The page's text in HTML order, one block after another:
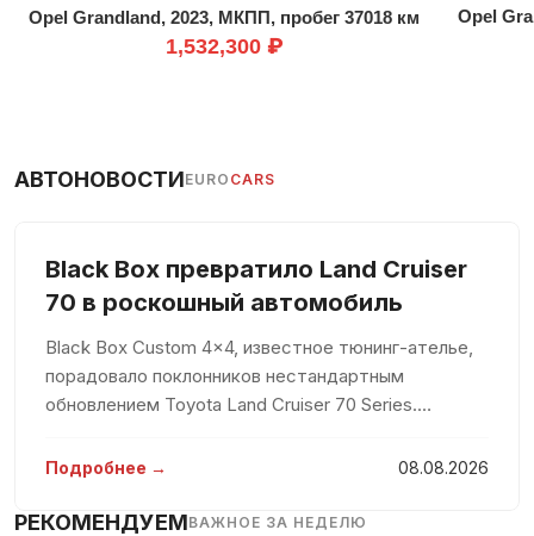
Opel Grandland, 2023, МКПП, пробег 37018 км
1,532,300 ₽
Opel
АВТОНОВОСТИEURO CARS
Black Box превратило Land Cruiser
70 в роскошный автомобиль
Black Box Custom 4×4, известное тюнинг-ателье,
порадовало поклонников нестандартным
обновлением Toyota Land Cruiser 70 Series.
рабочее средство, этот внедорожник теперь
Подробнее → 08.08.2026
РЕКОМЕНДУЕМВАЖНОЕ ЗА НЕДЕЛЮ